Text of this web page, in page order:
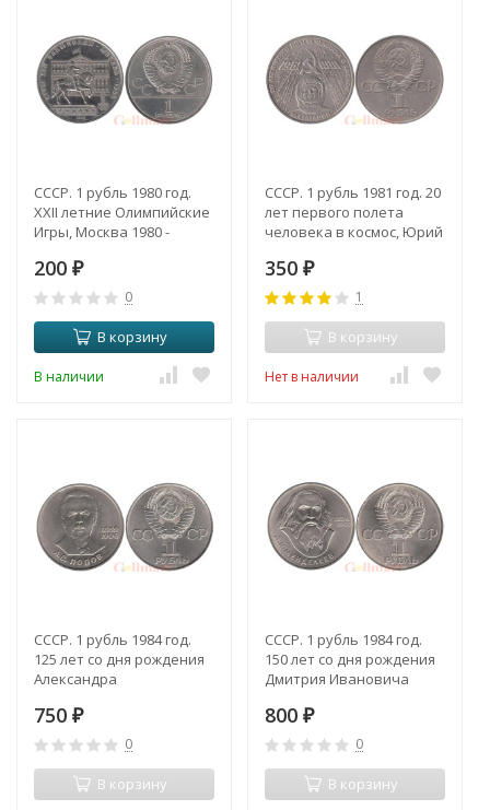
СССР. 1 рубль 1980 год.
XXII летние Олимпийские
Игры, Москва 1980 -
Долгорукому.
200 ₽
0
В корзину
В наличии
СССР. 1 рубль 1981 год. 20
лет первого полета
человека в космос, Юрий
350 ₽
1
В корзину
Нет в наличии
СССР. 1 рубль 1984 год.
125 лет со дня рождения
Александра
750 ₽
0
В корзину
СССР. 1 рубль 1984 год.
150 лет со дня рождения
Дмитрия Ивановича
800 ₽
0
В корзину